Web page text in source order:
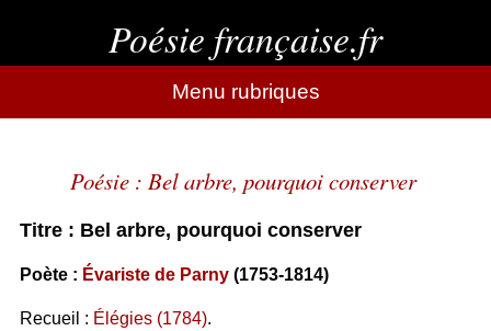
Poésie française.fr
Menu rubriques
Poésie : Bel arbre, pourquoi conserver
Titre : Bel arbre, pourquoi conserver
Poète : Évariste de Parny(1753-1814)
Recueil : Élégies (1784).